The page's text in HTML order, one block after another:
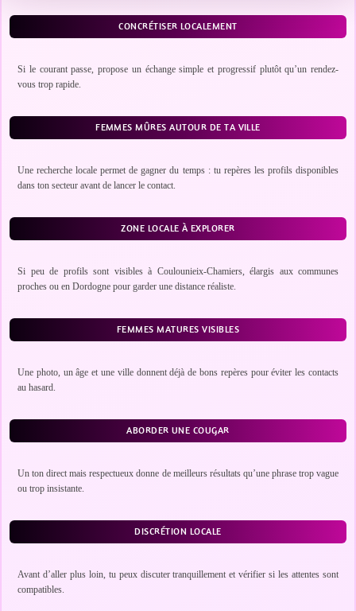
CONCRÉTISER LOCALEMENT
Si le courant passe, propose un échange simple et progressif plutôt qu’un rendez-
vous trop rapide.
FEMMES MÛRES AUTOUR DE TA VILLE
Une recherche locale permet de gagner du temps : tu repères les profils disponibles
dans ton secteur avant de lancer le contact.
ZONE LOCALE À EXPLORER
Si peu de profils sont visibles à Coulounieix-Chamiers, élargis aux communes
proches ou en Dordogne pour garder une distance réaliste.
FEMMES MATURES VISIBLES
Une photo, un âge et une ville donnent déjà de bons repères pour éviter les contacts
au hasard.
ABORDER UNE COUGAR
Un ton direct mais respectueux donne de meilleurs résultats qu’une phrase trop vague
ou trop insistante.
DISCRÉTION LOCALE
Avant d’aller plus loin, tu peux discuter tranquillement et vérifier si les attentes sont
compatibles.